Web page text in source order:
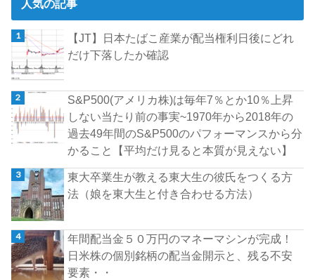
人気の記事
【JT】日本たばこ産業が配当権利日後にどれ
だけ下落したか確認
S&P500(アメリカ株)は毎年7％とか10％上昇
しない当たり前の事実~1970年から2018年の
過去49年間のS&P500のパフォーマンスから分
かること【平均だけ見ると本質が見えない】
東大卒業生が教える東大生の彼氏をつくる方
法（娘を東大生と付き合わせる方法）
年間配当金５０万円のマネーマシンが完成！
日米株の個別銘柄の配当金開示と、残る不安
要素・・